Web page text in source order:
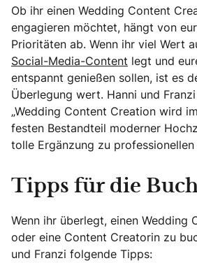
Ob ihr einen Wedding Content
engagieren möchtet, hängt von
Prioritäten ab. Wenn ihr viel Wert
Social-Media-Content legt und
entspannt genießen sollen, ist es
Überlegung wert. Hanni und
„Wedding Content Creation wird
festen Bestandteil moderner
tolle Ergänzung zu professionellen
Tipps für die
Wenn ihr überlegt, einen Wedding
oder eine Content Creatorin zu
und Franzi folgende Tipps: